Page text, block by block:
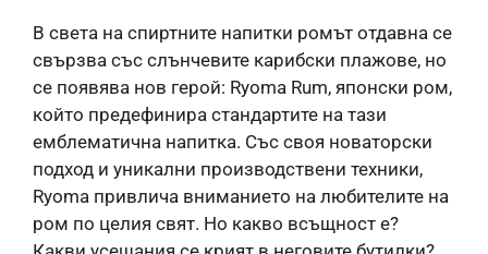
В света на спиртните напитки ромът отдавна се
свързва със слънчевите карибски плажове, но
се появява нов герой: Ryoma Rum, японски ром,
който предефинира стандартите на тази
емблематична напитка. Със своя новаторски
подход и уникални производствени техники,
Ryoma привлича вниманието на любителите на
ром по целия свят. Но какво всъщност е?